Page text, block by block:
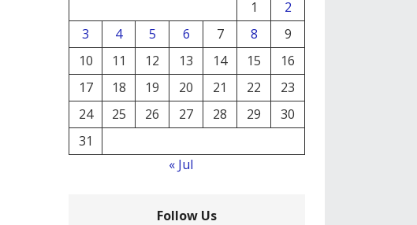
1
2
3
4 5 6 7 8
9
10
11 12 13 14 15
16
17
18 19 20 21 22
23
24
25 26 27 28 29
30
31
« Jul
Follow Us